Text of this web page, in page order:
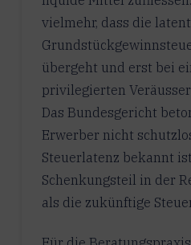
vielmehr, dass die
übergeht und erst bei
privilegierten
Das Bundesgericht
Erwerber nicht
Steuerlatenz bekannt
Schenkungsteil in der
als die zukünftige